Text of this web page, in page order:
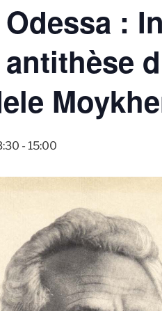
:
-15:00